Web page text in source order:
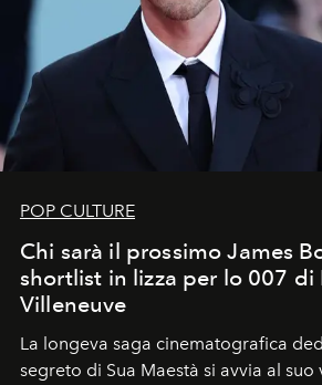
POP CULTURE
Chi sarà il prossimo James
shortlist in lizza per lo 007 di
Villeneuve
La longeva saga cinematografica
segreto di Sua Maestà si avvia al suo